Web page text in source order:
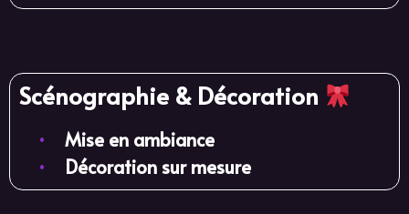
Scénographie & Décoration
•
Mise en ambiance
•
Décoration sur mesure